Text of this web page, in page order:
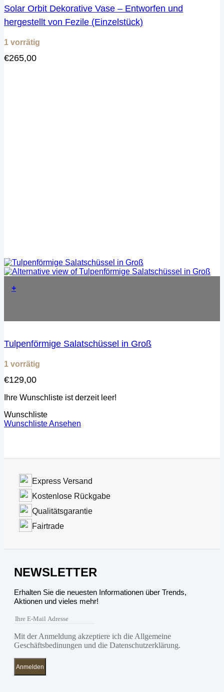
Solar Orbit Dekorative Vase – Entworfen und
hergestellt von Fezile (Einzelstück)
1 vorrätig
€265,00
+
Tulpenförmige Salatschüssel in Groß
1 vorrätig
€129,00
Ihre Wunschliste ist derzeit leer!
Wunschliste
Wunschliste Ansehen
Express Versand
Kostenlose Rückgabe
Qualitätsgarantie
Fairtrade
NEWSLETTER
Erhalten Sie die neuesten Informationen über Trends,
Aktionen und vieles mehr!
Mit der Anmeldung akzeptiere ich die Allgemeine
Geschäftsbedinungen und die Datenschutzerklärung.
Anmelden